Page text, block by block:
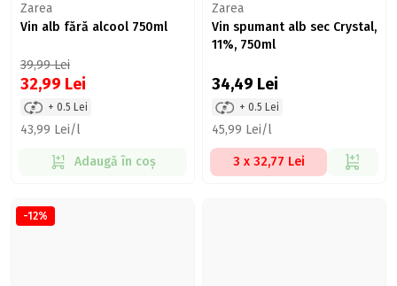
Zarea
Vin alb fără alcool 750ml
39,99Lei
32,99 Lei
+ 0.5 Lei
43,99 Lei/l
Adaugă în coș
Zarea
Vin spumant alb sec Crystal,
11%, 750ml
34,49 Lei
+ 0.5 Lei
45,99 Lei/l
3 x 32,77 Lei
-12%